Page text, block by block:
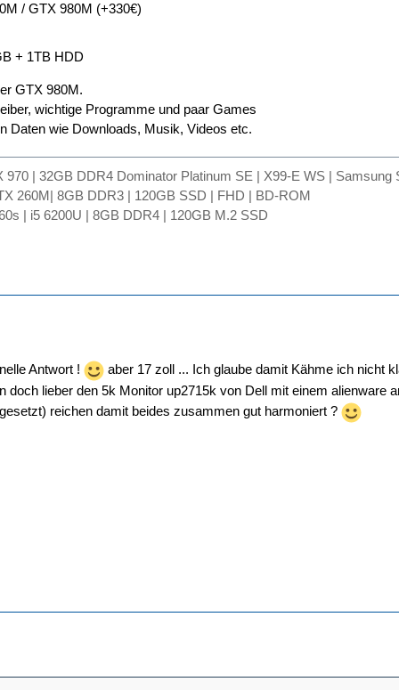
/ GTX 980M (+330€)
+ 1TB HDD
GTX 980M.
wichtige Programme und paar Games
Daten wie Downloads, Musik, Videos etc.
970 | 32GB DDR4 Dominator Platinum SE | X99-E WS | Samsung
260M| 8GB DDR3 | 120GB SSD | FHD | BD-ROM
| i5 6200U | 8GB DDR4 | 120GB M.2 SSD
Antwort !
aber 17 zoll ... Ich glaube damit Kähme ich nicht
doch lieber den 5k Monitor up2715k von Dell mit einem alienware
reichen damit beides zusammen gut harmoniert ?